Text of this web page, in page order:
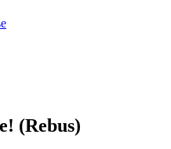
(Rebus)